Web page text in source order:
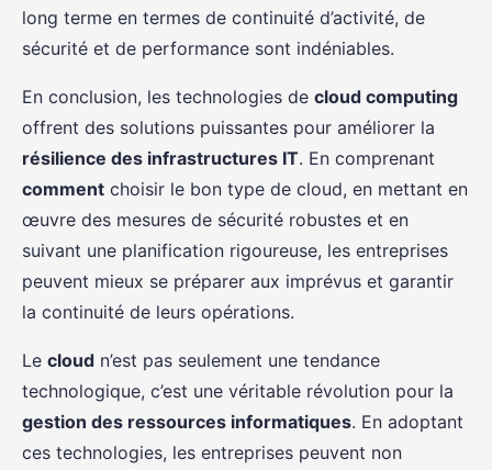
long terme en termes de continuité d’activité, de
sécurité et de performance sont indéniables.
En conclusion, les technologies de cloud computing
offrent des solutions puissantes pour améliorer la
résilience des infrastructures IT. En comprenant
comment choisir le bon type de cloud, en mettant en
œuvre des mesures de sécurité robustes et en
suivant une planification rigoureuse, les entreprises
peuvent mieux se préparer aux imprévus et garantir
la continuité de leurs opérations.
Le cloud n’est pas seulement une tendance
technologique, c’est une véritable révolution pour la
gestion des ressources informatiques. En adoptant
ces technologies, les entreprises peuvent non